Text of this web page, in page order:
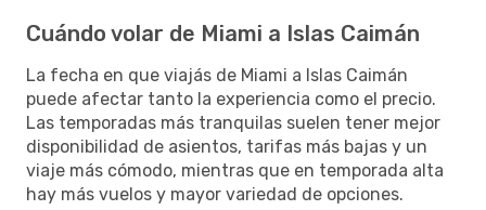
Cuándo volar de Miami a Islas Caimán
La fecha en que viajás de Miami a Islas Caimán
puede afectar tanto la experiencia como el precio.
Las temporadas más tranquilas suelen tener mejor
disponibilidad de asientos, tarifas más bajas y un
viaje más cómodo, mientras que en temporada alta
hay más vuelos y mayor variedad de opciones.